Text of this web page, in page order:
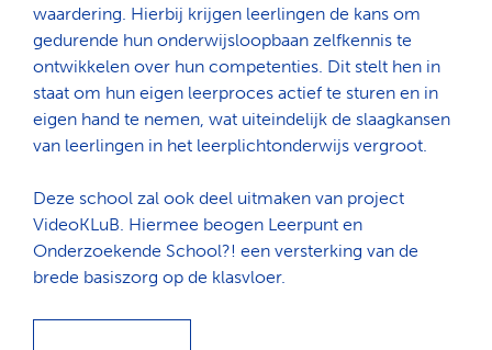
waardering. Hierbij krijgen leerlingen de kans om
gedurende hun onderwijsloopbaan zelfkennis te
ontwikkelen over hun competenties. Dit stelt hen in
staat om hun eigen leerproces actief te sturen en in
eigen hand te nemen, wat uiteindelijk de slaagkansen
van leerlingen in het leerplichtonderwijs vergroot.
Deze school zal ook deel uitmaken van project
VideoKLuB. Hiermee beogen Leerpunt en
Onderzoekende School?! een versterking van de
brede basiszorg op de klasvloer.